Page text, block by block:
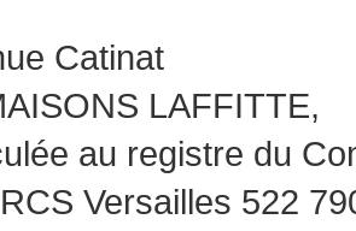
Catinat
LAFFITTE,
au registre du
Versailles 522